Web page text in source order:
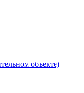
объекте)